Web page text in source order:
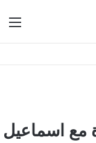
مع اسماعيل